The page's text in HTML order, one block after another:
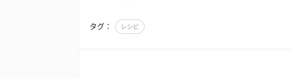
タグ： レシピ